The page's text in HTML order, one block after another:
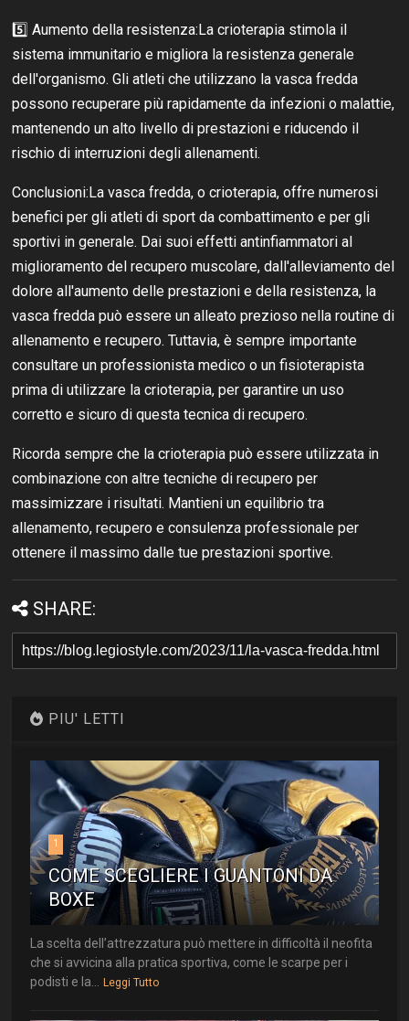
5️⃣ Aumento della resistenza:La crioterapia stimola il
sistema immunitario e migliora la resistenza generale
dell'organismo. Gli atleti che utilizzano la vasca fredda
possono recuperare più rapidamente da infezioni o malattie,
mantenendo un alto livello di prestazioni e riducendo il
rischio di interruzioni degli allenamenti.
Conclusioni:La vasca fredda, o crioterapia, offre numerosi
benefici per gli atleti di sport da combattimento e per gli
sportivi in generale. Dai suoi effetti antinfiammatori al
miglioramento del recupero muscolare, dall'alleviamento del
dolore all'aumento delle prestazioni e della resistenza, la
vasca fredda può essere un alleato prezioso nella routine di
allenamento e recupero. Tuttavia, è sempre importante
consultare un professionista medico o un fisioterapista
prima di utilizzare la crioterapia, per garantire un uso
corretto e sicuro di questa tecnica di recupero.
Ricorda sempre che la crioterapia può essere utilizzata in
combinazione con altre tecniche di recupero per
massimizzare i risultati. Mantieni un equilibrio tra
allenamento, recupero e consulenza professionale per
ottenere il massimo dalle tue prestazioni sportive.
SHARE:
PIU' LETTI
1
COME SCEGLIERE I GUANTONI DA
BOXE
La scelta dell’attrezzatura può mettere in difficoltà il neofita
che si avvicina alla pratica sportiva, come le scarpe per i
podisti e la... Leggi Tutto